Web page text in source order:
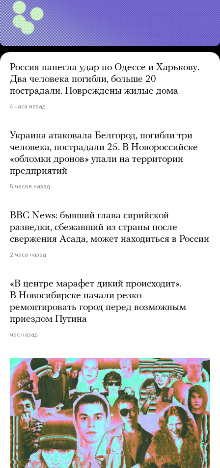
Россия нанесла удар по Одессе и Харькову.
Два человека погибли, больше 20
пострадали. Повреждены жилые дома
4 часа назад
Украина атаковала Белгород, погибли три
человека, пострадали 25. В Новороссийске
«обломки дронов» упали на территории
предприятий
5 часов назад
BBC News: бывший глава сирийской
разведки, сбежавший из страны после
свержения Асада, может находиться в России
2 часа назад
«В центре марафет дикий происходит».
В Новосибирске начали резко
ремонтировать город перед возможным
приездом Путина
час назад